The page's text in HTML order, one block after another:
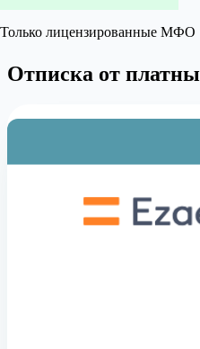
Только лицензированные МФО
Отписка от